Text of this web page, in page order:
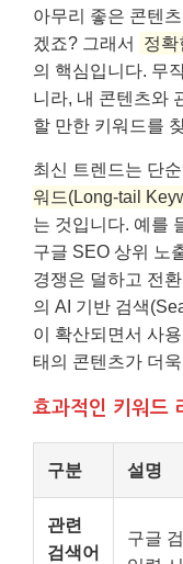
아무리 좋은 콘텐
겠죠? 그래서
정확
의 핵심입니다. 무
니라, 내 콘텐츠와
할 만한 키워드를
최신 트렌드는 단
워드(Long-tail
는 것입니다. 예를
구글 SEO 상위 노
경쟁은 덜하고 전
의 AI 기반 검색
이 확산되면서 사
태의 콘텐츠가 더
효과적인 키워드
구분 설명
관련
검색어
구글